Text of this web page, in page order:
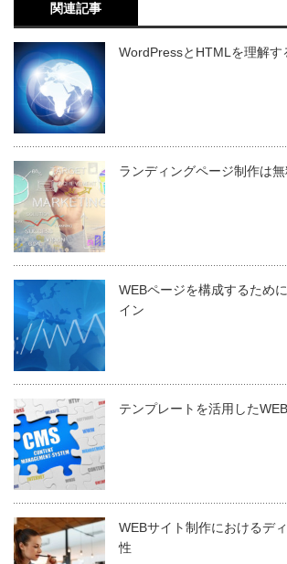
関連記事
WordPressとHTMLを理解す
ランディングページ制作は
WEBページを構成するため
イン
テンプレートを活用した
WEBサイト制作におけるデ
性